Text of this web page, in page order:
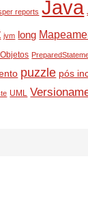
reports Java
jvm long
puzzle pós
UML